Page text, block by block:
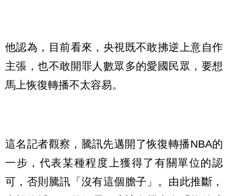
他認為，目前看來，央視既不敢拂逆上意自作
主張，也不敢開罪人數眾多的愛國民眾，要想
馬上恢復轉播不太容易。
這名記者觀察，騰訊先邁開了恢復轉播NBA的
一步，代表某種程度上獲得了有關單位的認
可，否則騰訊「沒有這個膽子」。由此推斷，